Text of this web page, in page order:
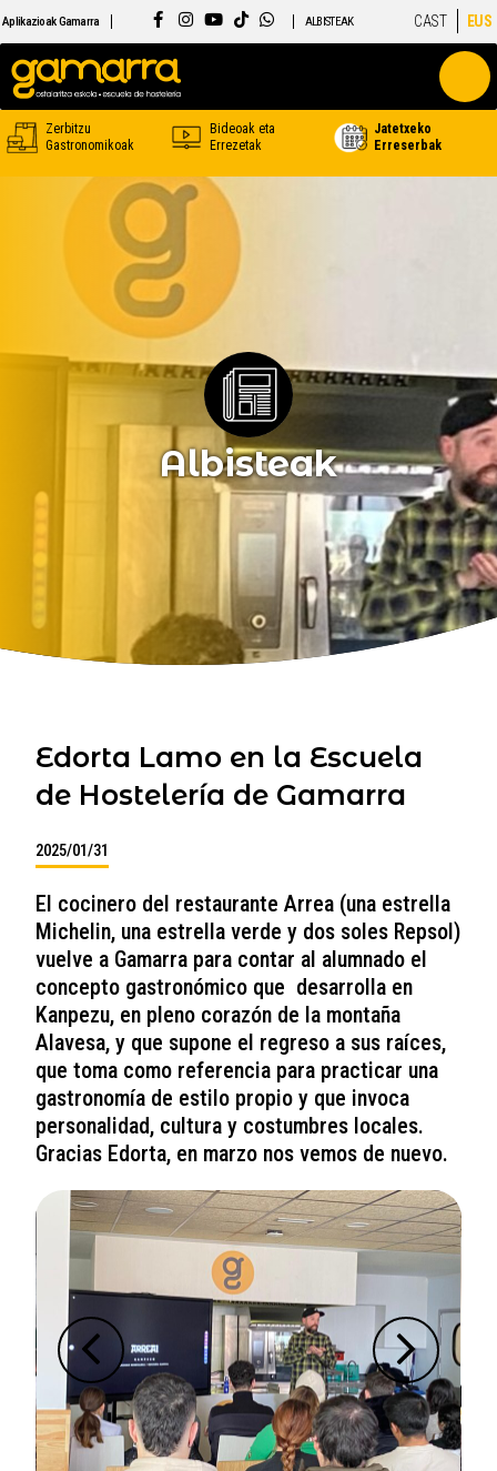
Aplikazioak Gamarra ALBISTEAK CAST EUS
Zerbitzu
Gastronomikoak
Bideoak eta
Errezetak
Jatetxeko
Erreserbak
Albisteak
Edorta Lamo en la Escuela
de Hostelería de Gamarra
2025/01/31
El cocinero del restaurante Arrea (una estrella
Michelin, una estrella verde y dos soles Repsol)
vuelve a Gamarra para contar al alumnado el
concepto gastronómico que desarrolla en
Kanpezu, en pleno corazón de la montaña
Alavesa, y que supone el regreso a sus raíces,
que toma como referencia para practicar una
gastronomía de estilo propio y que invoca
personalidad, cultura y costumbres locales.
Gracias Edorta, en marzo nos vemos de nuevo.